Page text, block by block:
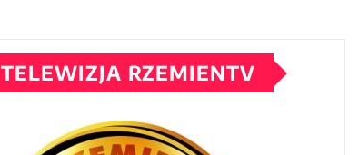
TELEWIZJA RZEMIENTV